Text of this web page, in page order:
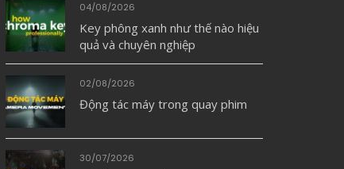
04/08/2026
Key phông xanh như thế nào hiệu
quả và chuyên nghiệp
02/08/2026
Động tác máy trong quay phim
30/07/2026